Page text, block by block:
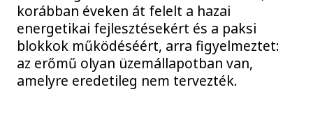
korábban éveken át felelt a hazai
energetikai fejlesztésekért és a paksi
blokkok működéséért, arra figyelmeztet:
az erőmű olyan üzemállapotban van,
amelyre eredetileg nem tervezték.